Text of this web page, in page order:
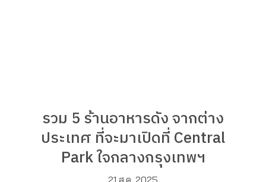
รวม 5 ร้านอาหารดัง จากต่าง
ประเทศ ที่จะมาเปิดที่ Central
Park ใจกลางกรุงเทพฯ